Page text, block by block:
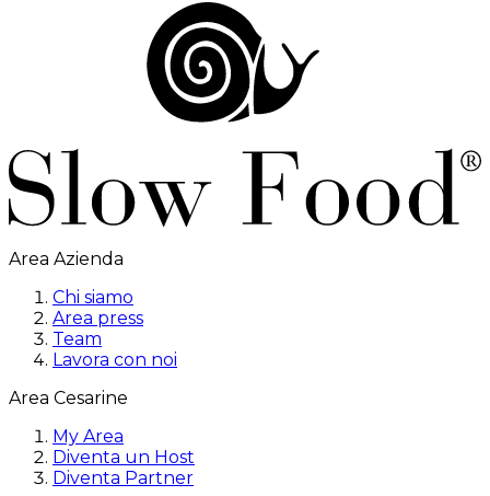
Area Azienda
Chi siamo
Area press
Team
Lavora con noi
Area Cesarine
My Area
Diventa un Host
Diventa Partner